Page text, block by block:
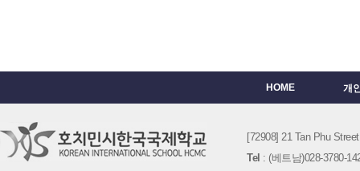
HOME 개
[72908] 21 Tan Phu
Tel : (베트남)028-3780-